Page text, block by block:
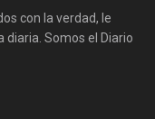
con la verdad, le
Somos el Diario